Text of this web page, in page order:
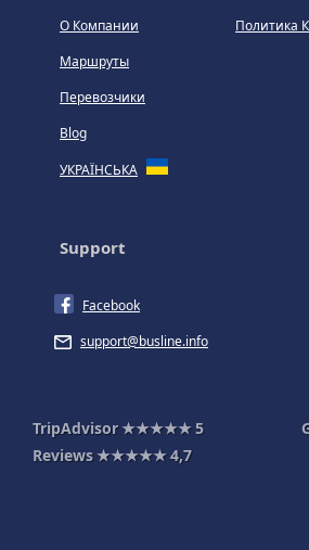
О Компании
Маршруты
Перевозчики
Blog
УКРАЇНСЬКА
Политика
Support
Facebook
support@busline.info
TripAdvisor ★★★★★5
Reviews ★★★★★4,7